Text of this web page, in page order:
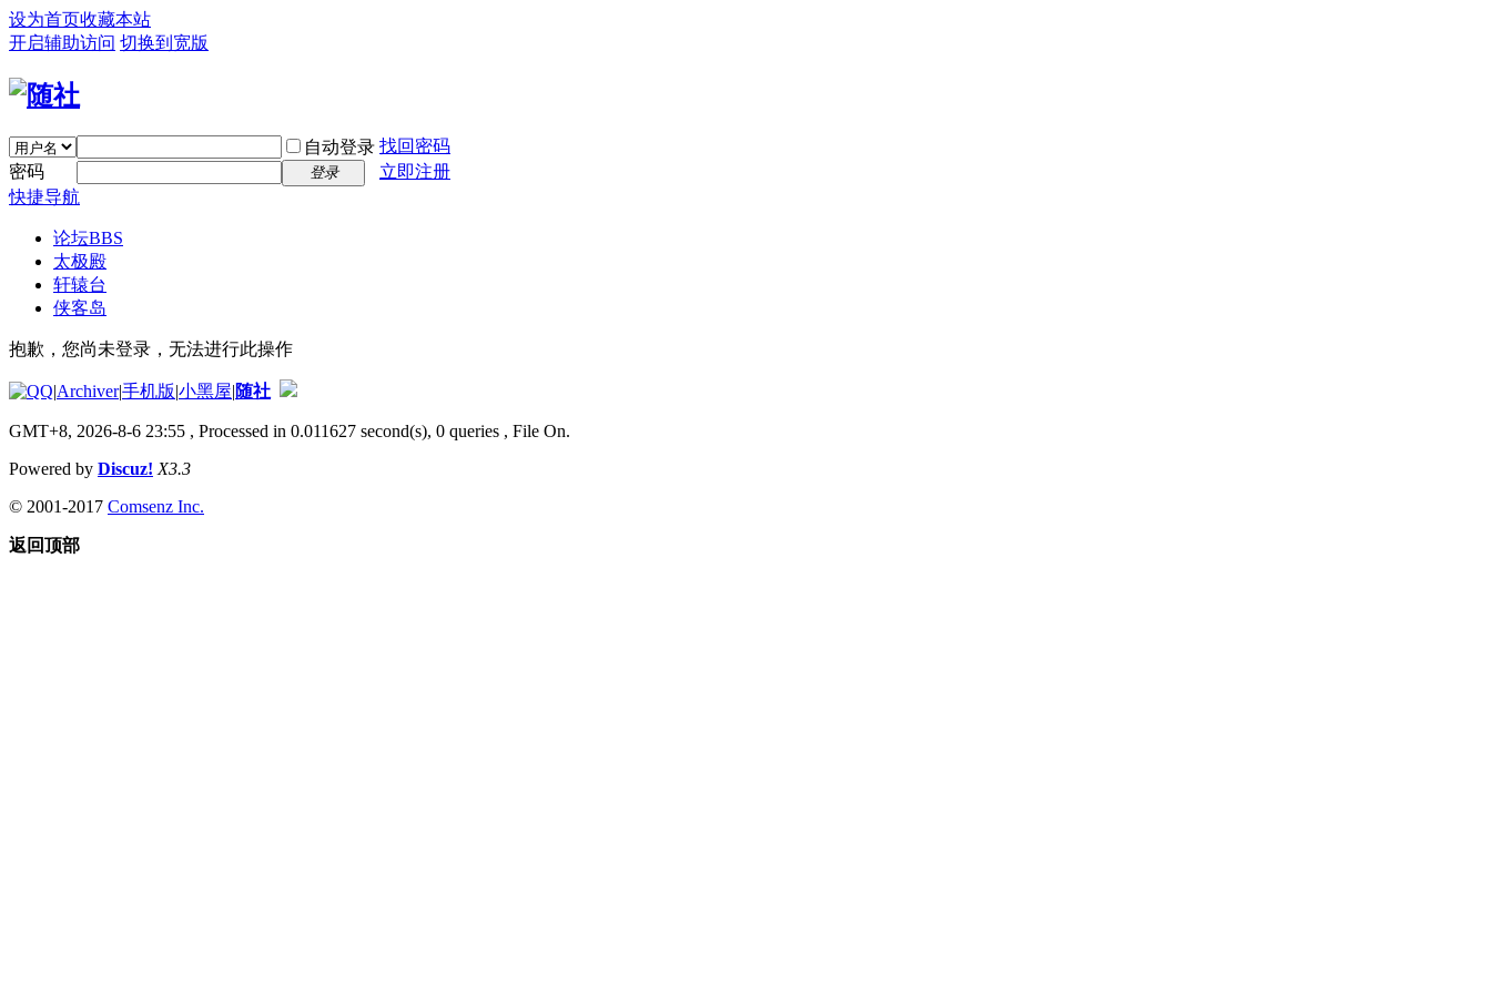
设为首页收藏本站
开启辅助访问 切换到宽版
自动登录 找回密码
密码
登录
立即注册
快捷导航
论坛BBS
太极殿
轩辕台
侠客岛
抱歉，您尚未登录，无法进行此操作
|Archiver|手机版|小黑屋|随社
GMT+8, 2026-8-6 23:55 , Processed in 0.011627 second(s), 0 queries , File On.
Powered by Discuz! X3.3
© 2001-2017 Comsenz Inc.
返回顶部